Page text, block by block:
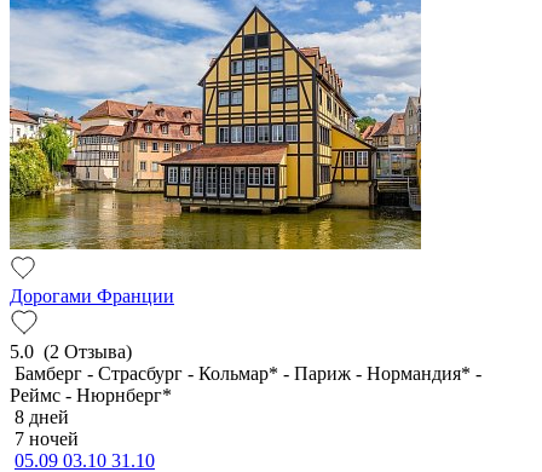
Дорогами Франции
5.0 (2 Отзыва)
Бамберг - Страсбург - Кольмар* - Париж - Нормандия* -
Реймс - Нюрнберг*
8 дней
7 ночей
05.09 03.10 31.10